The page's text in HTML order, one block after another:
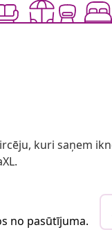
kuri saņem
no pasūtījuma.